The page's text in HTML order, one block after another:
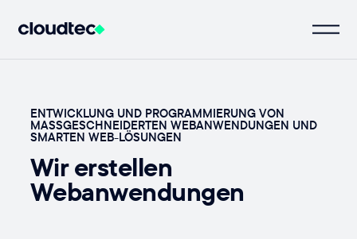
ENTWICKLUNG UND PROGRAMMIERUNG VON
MASSGESCHNEIDERTEN WEBANWENDUNGEN UND
SMARTEN WEB-LÖSUNGEN
Wir erstellen
Webanwendungen